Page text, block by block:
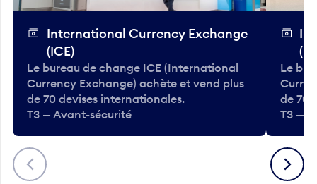
Précédent
International Currency Exchange
(ICE)
Le bureau de change ICE (International
Currency Exchange) achète et vend plus
de 70 devises internationales.
T3 — Avant-sécurité
Le
de 70
T3 —
Suivant